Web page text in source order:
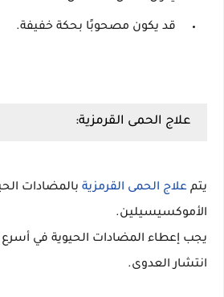
قد يكون مصحوبًا بحكة خفيفة.
علاج الحمى القرمزية:
يتم علاج الحمى القرمزية بالمضادات
الأموكسيسيلين.
يجب إعطاء المضادات الحيوية في
انتشار العدوى.